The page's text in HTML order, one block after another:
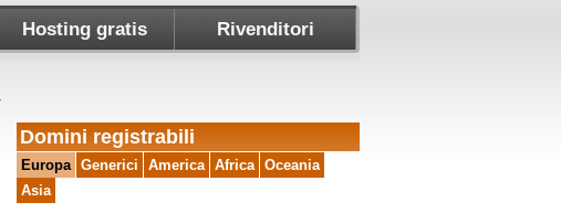
Hosting gratis Rivenditori
Domini registrabili
Europa Generici America Africa Oceania
Asia